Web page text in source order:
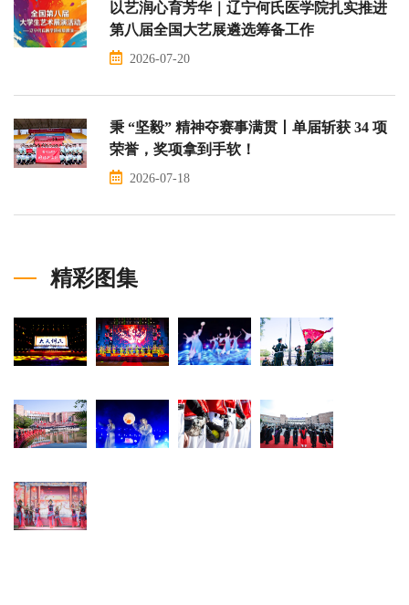
以艺润心育芳华｜辽宁何氏医学院扎实推进
第八届全国大艺展遴选筹备工作
2026-07-20
秉 “坚毅” 精神夺赛事满贯丨单届斩获 34 项
荣誉，奖项拿到手软！
2026-07-18
精彩图集